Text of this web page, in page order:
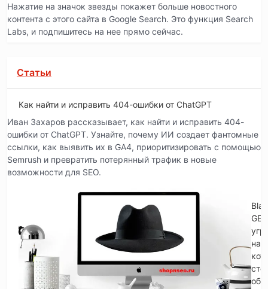
Нажатие на значок звезды покажет больше новостного
контента с этого сайта в Google Search. Это функция Search
Labs, и подпишитесь на нее прямо сейчас.
Статьи
Как найти и исправить 404-ошибки от ChatGPT
Иван Захаров рассказывает, как найти и исправить 404-
ошибки от ChatGPT. Узнайте, почему ИИ создает фантомные
ссылки, как выявить их в GA4, приоритизировать с помощью
Semrush и превратить потерянный трафик в новые
возможности для SEO.
на